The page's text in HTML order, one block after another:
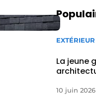
EXTÉRIEUR
La jeune
10 juin 2026